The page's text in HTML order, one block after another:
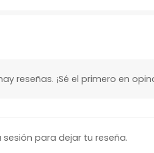
reseñas. ¡Sé el primero en
sesión para dejar tu reseña.